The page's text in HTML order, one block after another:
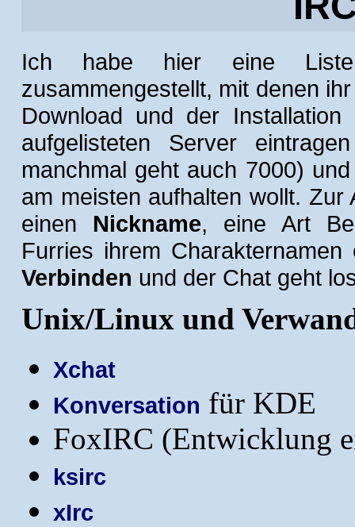
Ich habe hier eine
zusammengestellt, mit denen
Download und der
aufgelisteten Server
manchmal geht auch 7000)
am meisten aufhalten wollt.
einen Nickname, eine Art
Furries ihrem
Verbinden und der Chat geht
Unix/Linux und
Xchat
Konversation für KDE
FoxIRC (Entwicklung
ksirc
xIrc